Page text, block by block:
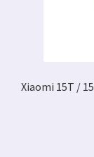
Xiaomi 15T /